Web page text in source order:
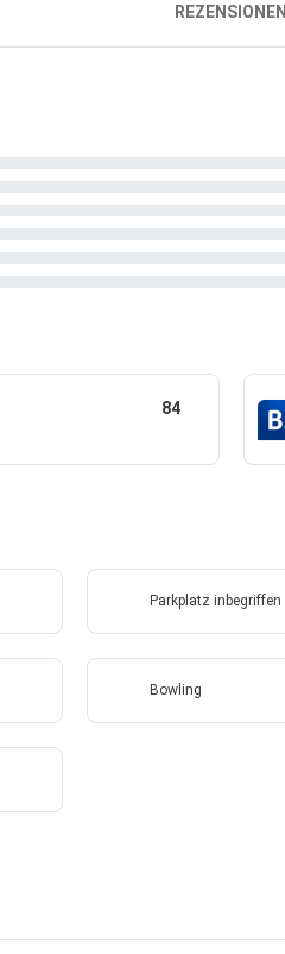
REZENSIONEN
84
Parkplatz inbegriffen
Bowling